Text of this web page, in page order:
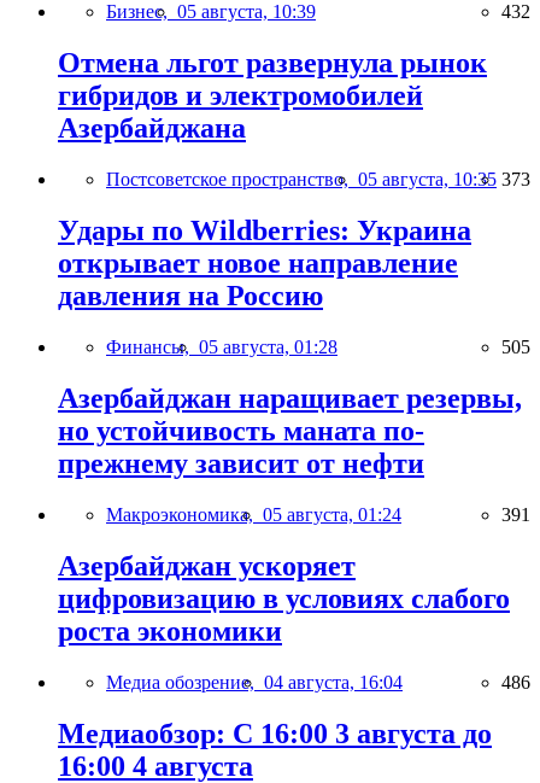
Бизнес, 05 августа, 10:39 432
Отмена льгот развернула рынок
гибридов и электромобилей
Азербайджана
Постсоветское пространство, 05 августа, 10:35 373
Удары по Wildberries: Украина
открывает новое направление
давления на Россию
Финансы, 05 августа, 01:28 505
Азербайджан наращивает резервы,
но устойчивость маната по-
прежнему зависит от нефти
Макроэкономика, 05 августа, 01:24 391
Азербайджан ускоряет
цифровизацию в условиях слабого
роста экономики
Медиа обозрение, 04 августа, 16:04 486
Медиаобзор: С 16:00 3 августа до
16:00 4 августа